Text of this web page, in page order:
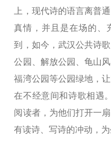
上，现代诗的语言离普
真情，并且是在场的、
到，如今，武汉公共诗
公园、解放公园、龟山
福湾公园等公园绿地，
在不经意间和诗歌相遇
阅读者，为他们打开一
有读诗、写诗的冲动，